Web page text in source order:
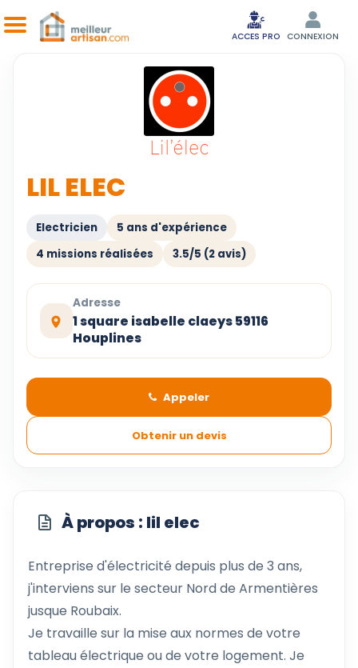
ACCES PRO CONNEXION
LIL ELEC
Electricien
5 ans d'expérience
4 missions réalisées
3.5/5 (2 avis)
Adresse
1 square isabelle claeys 59116
Houplines
Appeler
Obtenir un devis
À propos : lil elec
Entreprise d'électricité depuis plus de 3 ans,
j'interviens sur le secteur Nord de Armentières
jusque Roubaix.
Je travaille sur la mise aux normes de votre
tableau électrique ou de votre logement. Je